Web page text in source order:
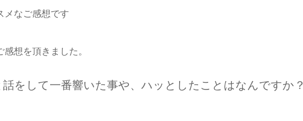
メなご感想です
想を頂きました。
話をして一番響いた事や、ハッとしたことはなんですか？